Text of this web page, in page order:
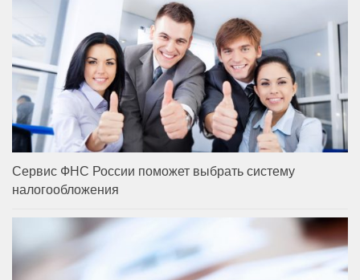
Сервис ФНС России поможет выбрать систему
налогообложения